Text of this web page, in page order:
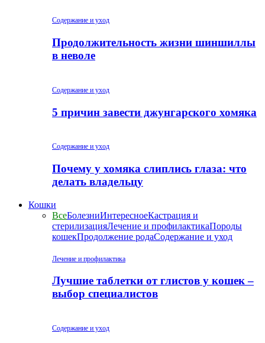
Содержание и уход
Продолжительность жизни шиншиллы
в неволе
Содержание и уход
5 причин завести джунгарского хомяка
Содержание и уход
Почему у хомяка слиплись глаза: что
делать владельцу
Кошки
ВсеБолезниИнтересноеКастрация и
стерилизацияЛечение и профилактикаПороды
кошекПродолжение родаСодержание и уход
Лечение и профилактика
Лучшие таблетки от глистов у кошек –
выбор специалистов
Содержание и уход